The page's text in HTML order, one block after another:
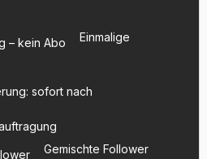
Einmalige
Gemischte Follower